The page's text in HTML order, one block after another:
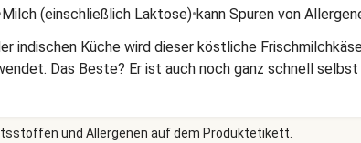
Milch (einschließlich Laktose)•kann Spuren von
indischen Küche wird dieser köstliche
Das Beste? Er ist auch noch ganz schnell
und Allergenen auf dem Produktetikett.